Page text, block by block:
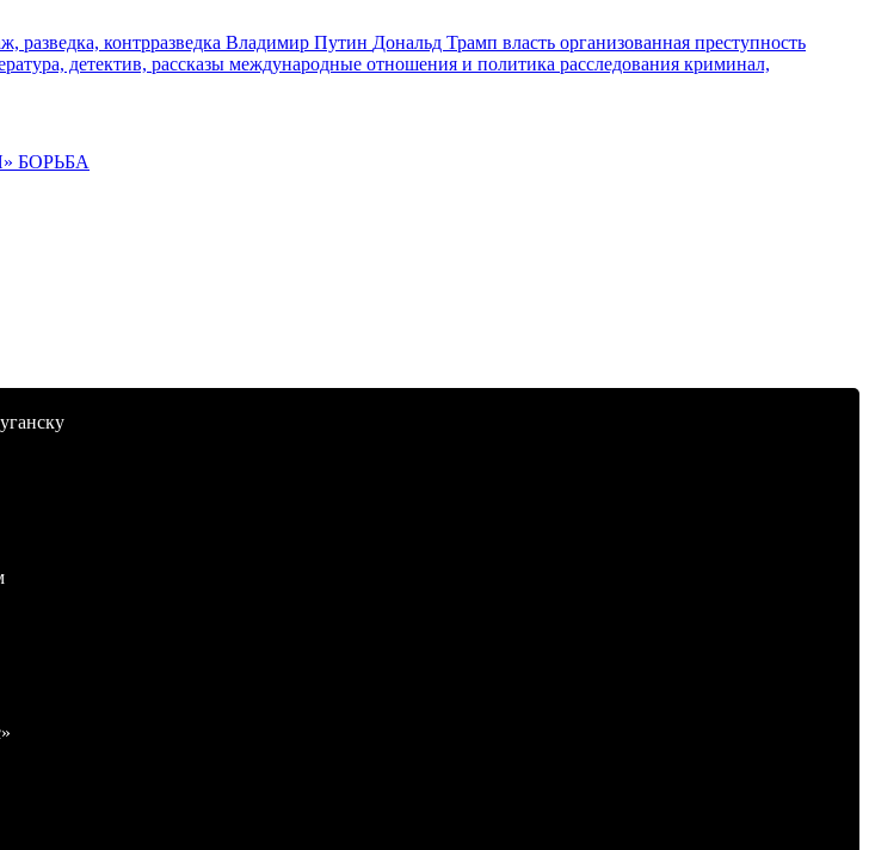
разведка, контрразведка Владимир Путин Дональд Трамп власть организованная преступность
детектив, рассказы международные отношения и политика расследования криминал,
БОРЬБА